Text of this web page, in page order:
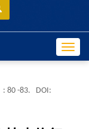
: 80 -83.
DOI: